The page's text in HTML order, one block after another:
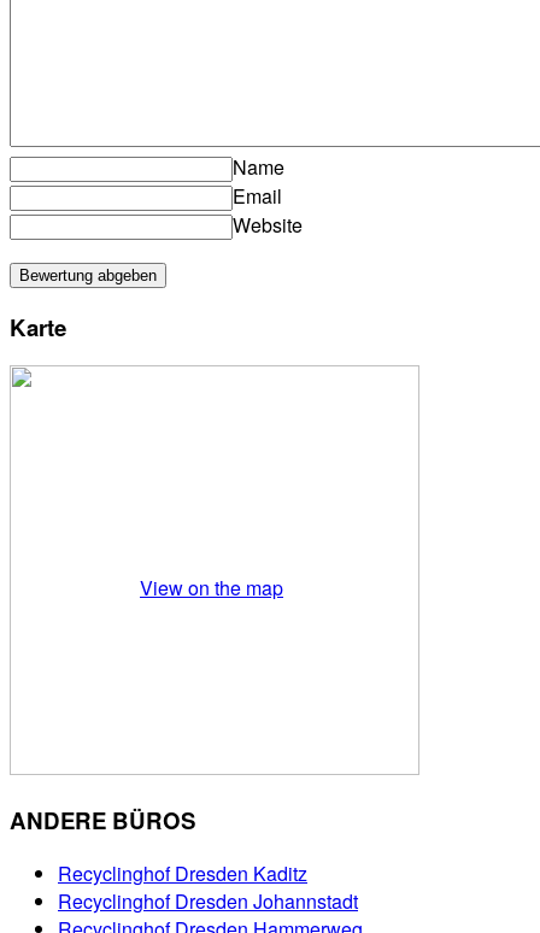
Name
Email
Website
Karte
View on the map
ANDERE BÜROS
Recyclinghof Dresden Kaditz
Recyclinghof Dresden Johannstadt